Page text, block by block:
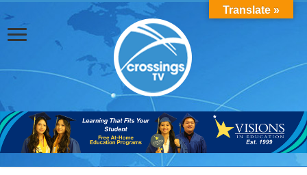
Translate »